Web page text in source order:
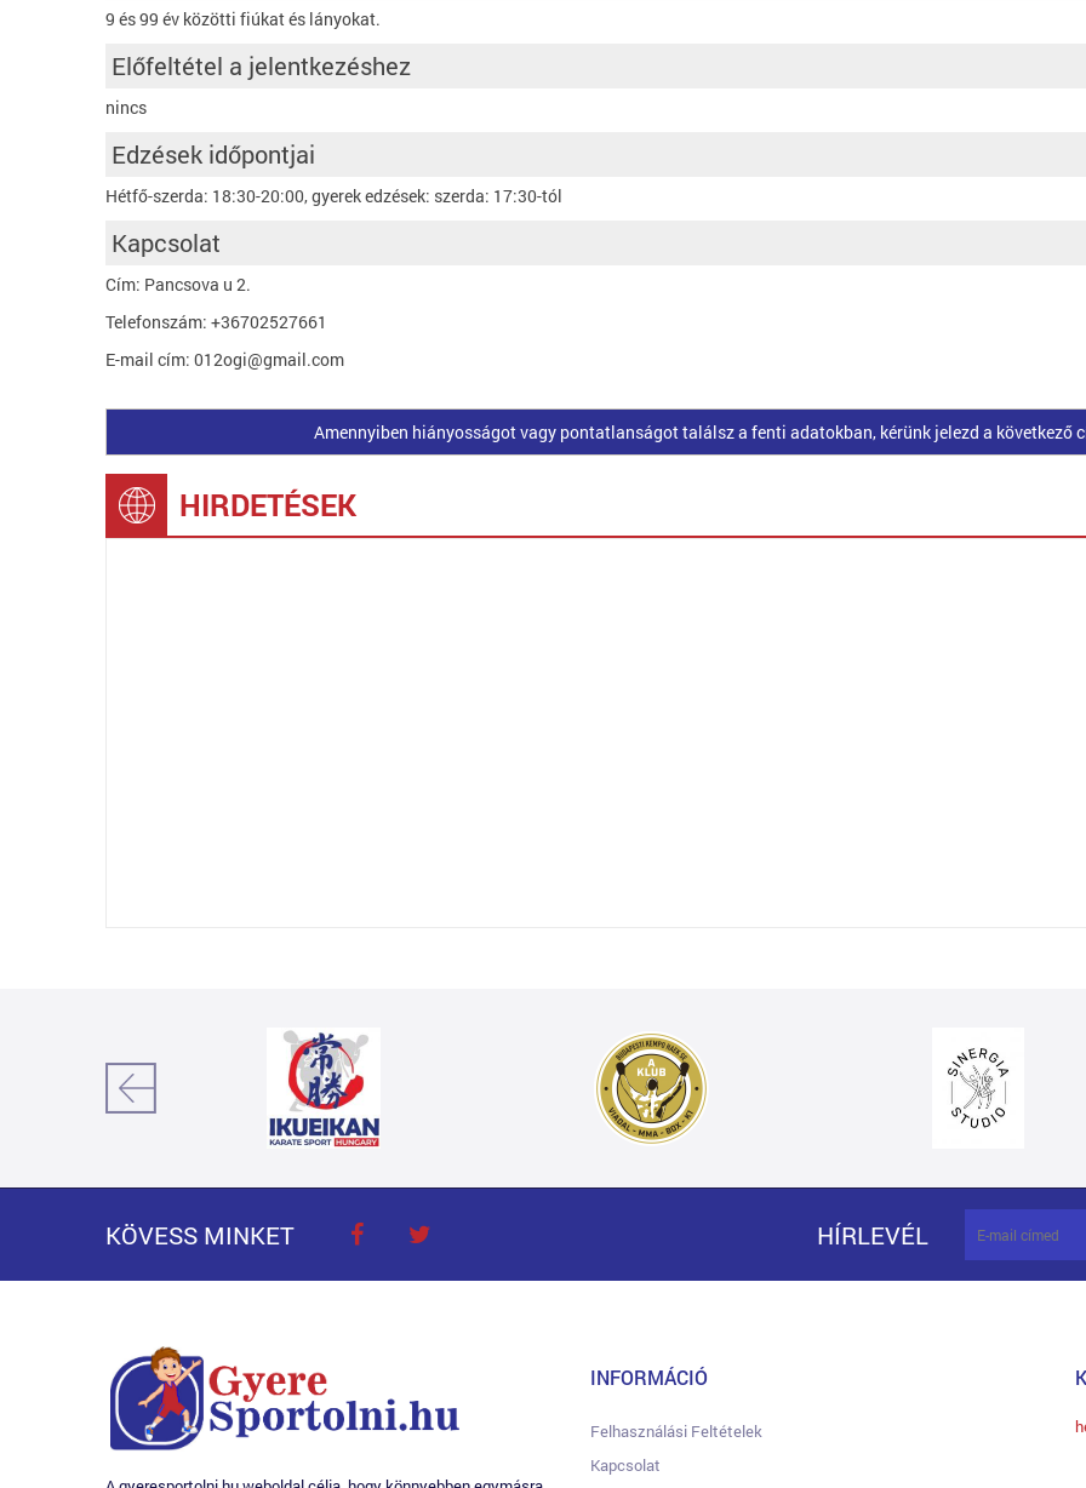
9 és 99 év közötti fiúkat és lányokat.
Előfeltétel a jelentkezéshez
nincs
Edzések időpontjai
Hétfő-szerda: 18:30-20:00, gyerek edzések: szerda: 17:30-tól
Kapcsolat
Cím: Pancsova u 2.
Telefonszám: +36702527661
E-mail cím: 012ogi@gmail.com
Amennyiben hiányosságot vagy pontatlanságot találsz a fenti adatokban, kérünk jelezd a következő
HIRDETÉSEK
KÖVESS MINKET HÍRLEVÉL
INFORMÁCIÓ
Felhasználási Feltételek
Kapcsolat